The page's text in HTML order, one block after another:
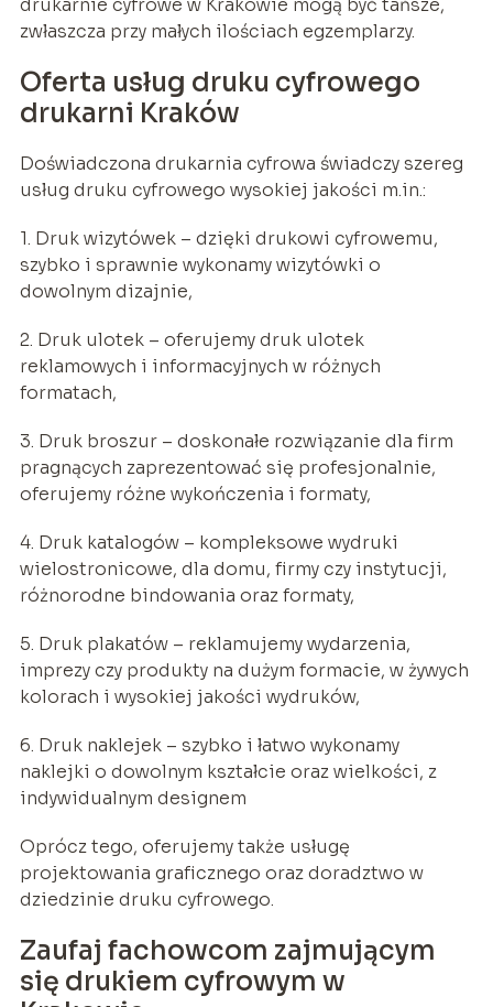
drukarnie cyfrowe w Krakowie mogą być tańsze,
zwłaszcza przy małych ilościach egzemplarzy.
Oferta usług druku cyfrowego
drukarni Kraków
Doświadczona drukarnia cyfrowa świadczy szereg
usług druku cyfrowego wysokiej jakości m.in.:
1. Druk wizytówek – dzięki drukowi cyfrowemu,
szybko i sprawnie wykonamy wizytówki o
dowolnym dizajnie,
2. Druk ulotek – oferujemy druk ulotek
reklamowych i informacyjnych w różnych
formatach,
3. Druk broszur – doskonałe rozwiązanie dla firm
pragnących zaprezentować się profesjonalnie,
oferujemy różne wykończenia i formaty,
4. Druk katalogów – kompleksowe wydruki
wielostronicowe, dla domu, firmy czy instytucji,
różnorodne bindowania oraz formaty,
5. Druk plakatów – reklamujemy wydarzenia,
imprezy czy produkty na dużym formacie, w żywych
kolorach i wysokiej jakości wydruków,
6. Druk naklejek – szybko i łatwo wykonamy
naklejki o dowolnym kształcie oraz wielkości, z
indywidualnym designem
Oprócz tego, oferujemy także usługę
projektowania graficznego oraz doradztwo w
dziedzinie druku cyfrowego.
Zaufaj fachowcom zajmującym
się drukiem cyfrowym w